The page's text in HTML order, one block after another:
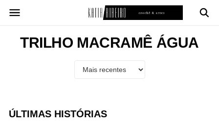
para
conteúdoTRILHO MACRAMÊ ÁGUA
ÚLTIMAS HISTÓRIAS